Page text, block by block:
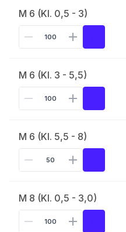
M 6 (Kl. 0,5 - 3)
M 6 (Kl. 3 - 5,5)
M 6 (Kl. 5,5 - 8)
M 8 (Kl. 0,5 - 3,0)